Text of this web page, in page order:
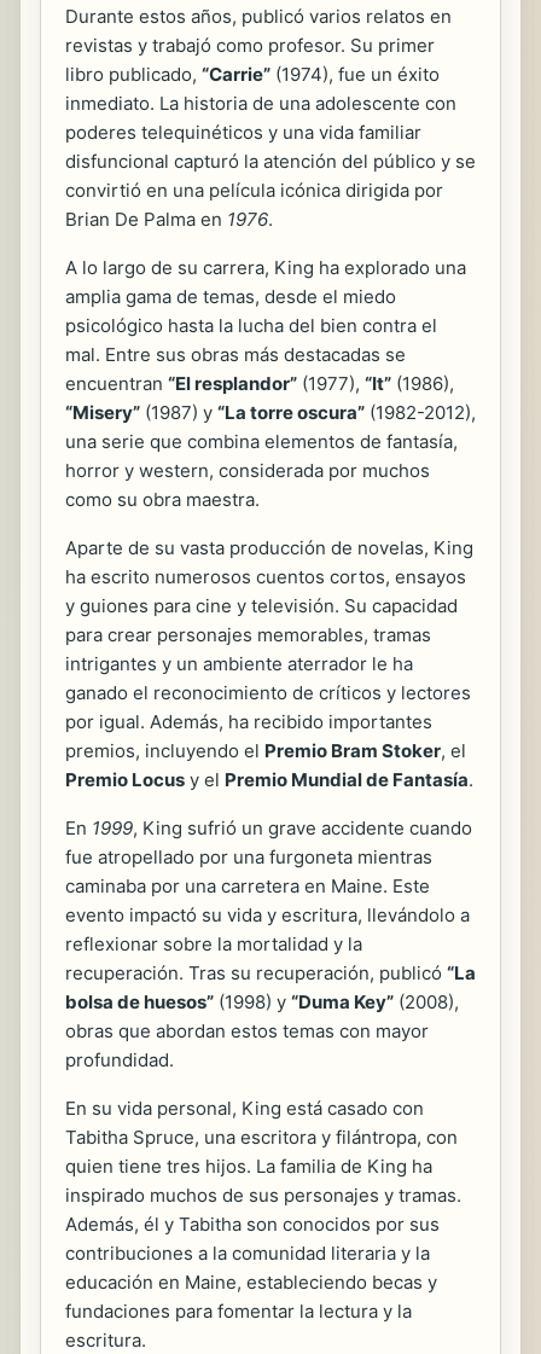
Durante estos años, publicó varios relatos en
revistas y trabajó como profesor. Su primer
libro publicado, “Carrie” (1974), fue un éxito
inmediato. La historia de una adolescente con
poderes telequinéticos y una vida familiar
disfuncional capturó la atención del público y se
convirtió en una película icónica dirigida por
Brian De Palma en 1976.
A lo largo de su carrera, King ha explorado una
amplia gama de temas, desde el miedo
psicológico hasta la lucha del bien contra el
mal. Entre sus obras más destacadas se
encuentran “El resplandor” (1977), “It” (1986),
“Misery” (1987) y “La torre oscura” (1982-2012),
una serie que combina elementos de fantasía,
horror y western, considerada por muchos
como su obra maestra.
Aparte de su vasta producción de novelas, King
ha escrito numerosos cuentos cortos, ensayos
y guiones para cine y televisión. Su capacidad
para crear personajes memorables, tramas
intrigantes y un ambiente aterrador le ha
ganado el reconocimiento de críticos y lectores
por igual. Además, ha recibido importantes
premios, incluyendo el Premio Bram Stoker, el
Premio Locus y el Premio Mundial de Fantasía.
En 1999, King sufrió un grave accidente cuando
fue atropellado por una furgoneta mientras
caminaba por una carretera en Maine. Este
evento impactó su vida y escritura, llevándolo a
reflexionar sobre la mortalidad y la
recuperación. Tras su recuperación, publicó “La
bolsa de huesos” (1998) y “Duma Key” (2008),
obras que abordan estos temas con mayor
profundidad.
En su vida personal, King está casado con
Tabitha Spruce, una escritora y filántropa, con
quien tiene tres hijos. La familia de King ha
inspirado muchos de sus personajes y tramas.
Además, él y Tabitha son conocidos por sus
contribuciones a la comunidad literaria y la
educación en Maine, estableciendo becas y
fundaciones para fomentar la lectura y la
escritura.